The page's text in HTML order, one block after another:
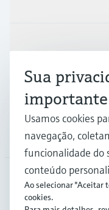
Suporte
Empresa
PRT
Sua
importante
Usamos cookies
navegação,
funcionalidade do
conteúdo
Ao selecionar "Aceitar
cookies.